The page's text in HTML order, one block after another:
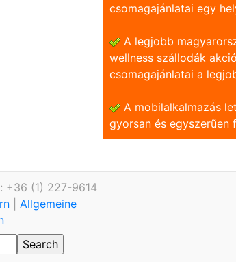
csomagajánlatai egy
A legjobb
wellness szállodák
csomagajánlatai a
A mobilalkalmazás
gyorsan és egyszerũen
(1) 227-9614
Allgemeine